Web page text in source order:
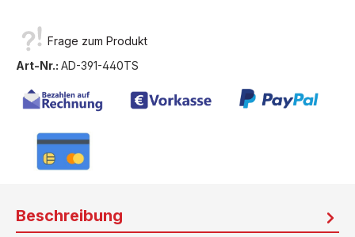
Frage zum Produkt
Art-Nr.: AD-391-440TS
Beschreibung